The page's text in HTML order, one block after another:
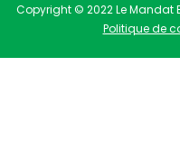
Copyright © 2022 Le Mandat
Politique de